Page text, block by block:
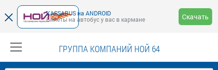
KASSABUS на ANDROID
Билеты на автобус у вас в кармане
Скачать
ГРУППА КОМПАНИЙ НОЙ 64